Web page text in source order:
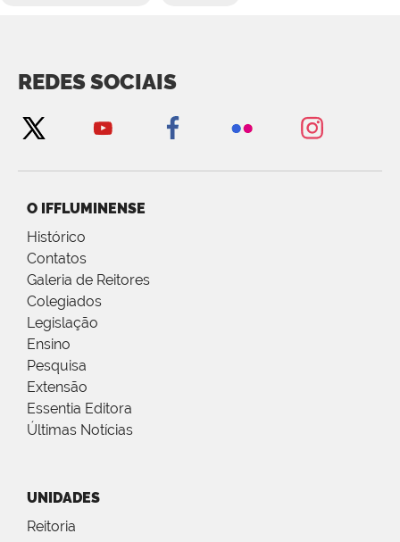
REDES SOCIAIS
O IFFLUMINENSE
Histórico
Contatos
Galeria de Reitores
Colegiados
Legislação
Ensino
Pesquisa
Extensão
Essentia Editora
Últimas Notícias
UNIDADES
Reitoria